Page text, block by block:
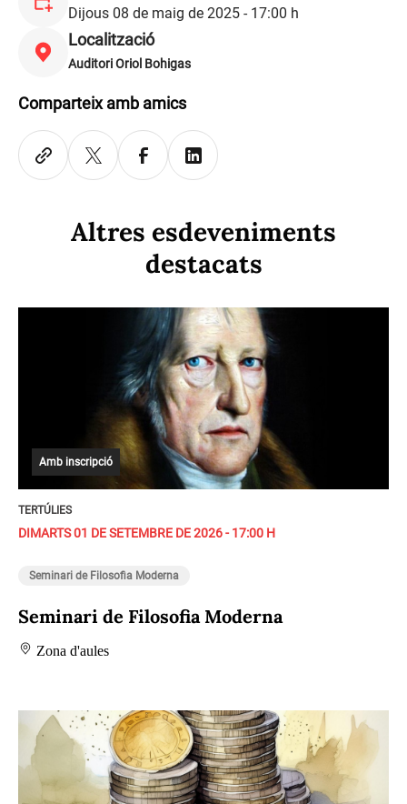
Dijous 08 de maig de 2025 - 17:00 h
Localització
Auditori Oriol Bohigas
Comparteix amb amics
Altres esdeveniments
destacats
Amb inscripció
TERTÚLIES
DIMARTS 01 DE SETEMBRE DE 2026 - 17:00 H
Seminari de Filosofia Moderna
Seminari de Filosofia Moderna
Zona d'aules